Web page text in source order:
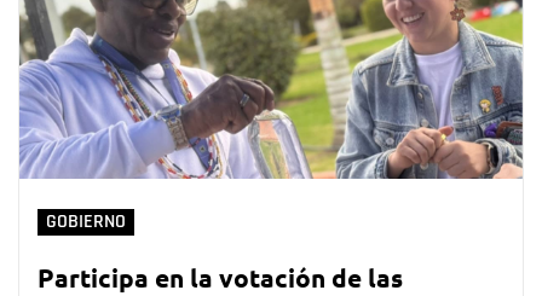
GOBIERNO
Participa en la votación de las